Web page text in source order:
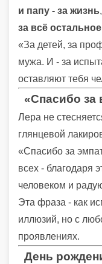
и папу - за жизнь,
за всё остальное
«За детей, за
мужа. И - за
оставляют тебя
«Спасибо за
Лера не
глянцевой
«Спасибо за
всех - благодаря
человеком и
Эта фраза - как
иллюзий, но с
проявлениях.
День